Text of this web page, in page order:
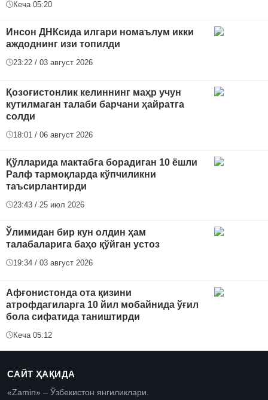
Кеча 05:20
Инсон ДНКсида илгари номаълум икки
аждоднинг изи топилди
23:22 / 03 август 2026
Қозоғистонлик келиннинг маҳр учун
кутилмаган талаби барчани ҳайратга
солди
18:01 / 06 август 2026
Қўлларида мактабга борадиган 10 ёшли
Ралф тармоқларда кўпчиликни
таъсирлантирди
23:43 / 25 июл 2026
Ўлимидан бир кун олдин ҳам
талабаларига баҳо қўйган устоз
19:34 / 03 август 2026
Афғонистонда ота қизини
атрофдагиларга 10 йил мобайнида ўғил
бола сифатида таништирди
Кеча 05:12
САЙТ ҲАҚИДА
«Zamin» – Ўзбекистон янгиликлари.